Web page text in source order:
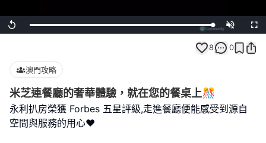
Replay Loaded:
100.00%
Unmute
8 0
澳門攻略
米芝連餐廳的奢華體驗，就在您的餐桌上🎊
永利扒房榮獲 Forbes 五星評級,走進餐廳便能感受到源自
空間與服務的用心❤️